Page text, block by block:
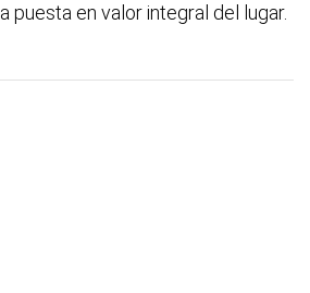
puesta en valor integral del lugar.